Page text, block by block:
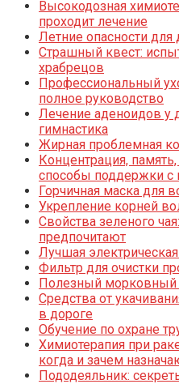
Высокодозная
проходит лечение
Летние опасности для
Страшный квест:
храбрецов
Профессиональный
полное руководство
Лечение аденоидов у
гимнастика
Жирная проблемная
Концентрация,
способы поддержки
Горчичная маска для
Укрепление корней
Свойства зеленого
предпочитают
Лучшая
Фильтр для очистки
Полезный морковный
Средства от
в дороге
Обучение по охране
Химиотерапия при
когда и зачем
Пододеяльник: